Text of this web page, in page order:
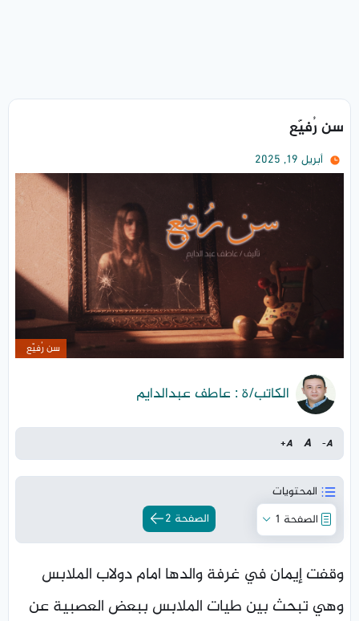
سن رُفيّع
أبريل 19, 2025
سن رُفيّع
الكاتب/ة : عاطف عبدالدايم
A
-
A
A
+
الصفحة 1
الصفحة 2
وقفت إيمان في غرفة والدها امام دولاب الملابس
وهي تبحث بين طيات الملابس ببعض العصبية عن